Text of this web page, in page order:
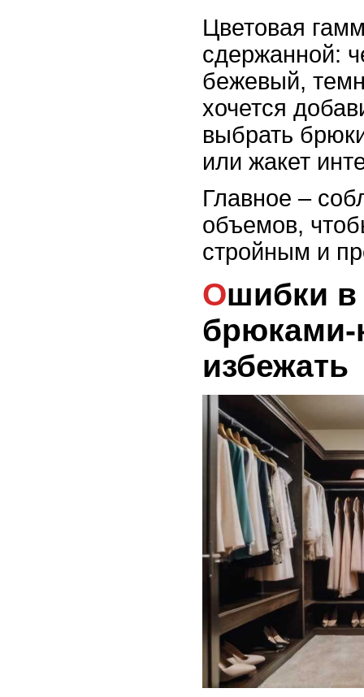
Цветовая
сдержанной:
бежевый,
хочется
выбрать
или жакет
Главное –
объемов,
стройным и
Ошибки в образах с
брюками-
избежать